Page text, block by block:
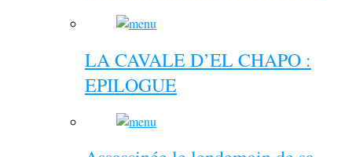
LA CAVALE D’EL CHAPO :
EPILOGUE